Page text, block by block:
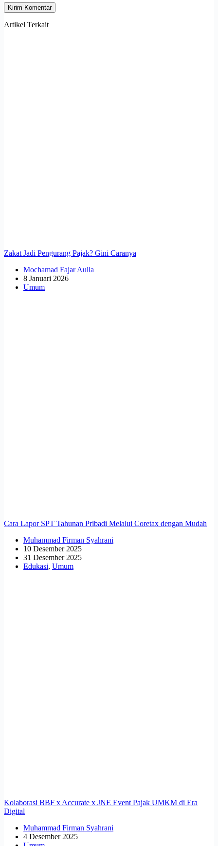
Kirim Komentar
Artikel Terkait
Zakat Jadi Pengurang Pajak? Gini Caranya
Mochamad Fajar Aulia
8 Januari 2026
Umum
Cara Lapor SPT Tahunan Pribadi Melalui Coretax dengan Mudah
Muhammad Firman Syahrani
10 Desember 2025
31 Desember 2025
Edukasi, Umum
Kolaborasi BBF x Accurate x JNE Event Pajak UMKM di Era
Digital
Muhammad Firman Syahrani
4 Desember 2025